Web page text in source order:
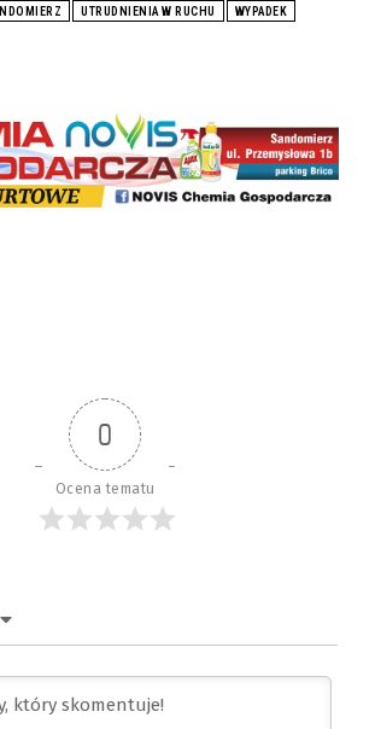
UTRUDNIENIA W RUCHU WYPADEK
0
Ocena tematu